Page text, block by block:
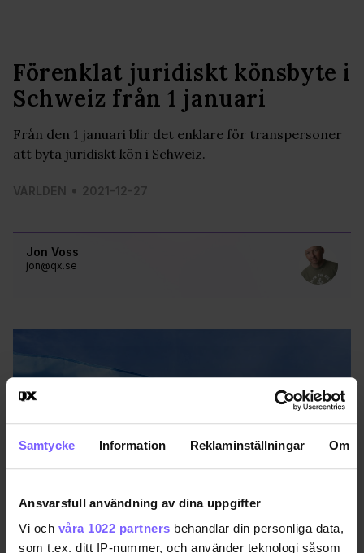
Samtycke Information Reklaminställningar Om
Ansvarsfull användning av dina uppgifter
Vi och våra 1022 partners behandlar din personliga data,
som t.ex. ditt IP-nummer, och använder teknologi såsom
Jon Voss
jon@qx.se
Förenklat juridiskt könsbyte i
Schweiz från 1 januari
Från den 1 januari blir det enklare för transpersoner
att byta juridiskt kön i Schweiz.
VÄRLDEN 2021-12-27